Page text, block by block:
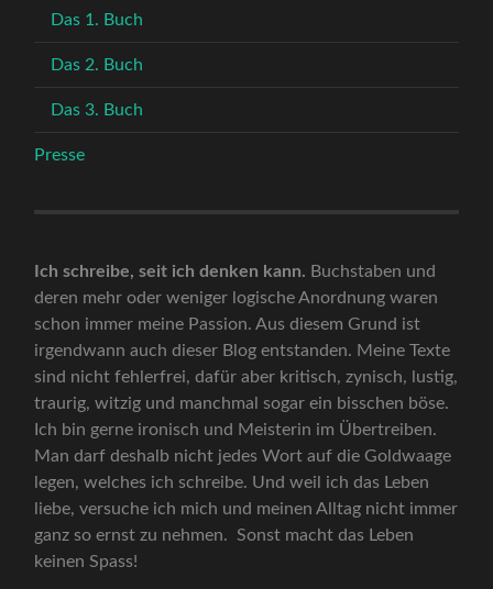
Das 1. Buch
Das 2. Buch
Das 3. Buch
Presse
Ich schreibe, seit ich denken kann. Buchstaben und
deren mehr oder weniger logische Anordnung waren
schon immer meine Passion. Aus diesem Grund ist
irgendwann auch dieser Blog entstanden. Meine Texte
sind nicht fehlerfrei, dafür aber kritisch, zynisch, lustig,
traurig, witzig und manchmal sogar ein bisschen böse.
Ich bin gerne ironisch und Meisterin im Übertreiben.
Man darf deshalb nicht jedes Wort auf die Goldwaage
legen, welches ich schreibe. Und weil ich das Leben
liebe, versuche ich mich und meinen Alltag nicht immer
ganz so ernst zu nehmen. Sonst macht das Leben
keinen Spass!